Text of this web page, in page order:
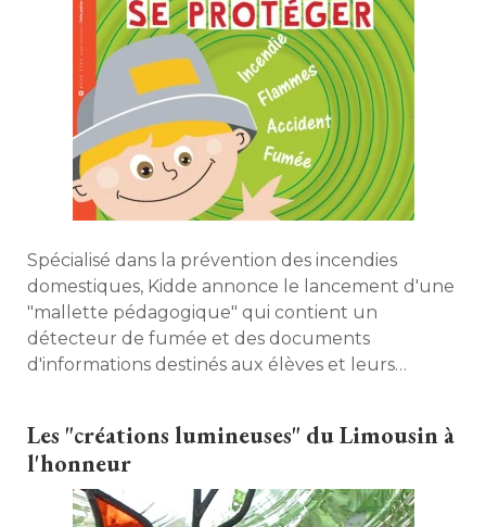
Spécialisé dans la prévention des incendies
domestiques, Kidde annonce le lancement d'une
"mallette pédagogique" qui contient un
détecteur de fumée et des documents
d'informations destinés aux élèves et leurs
Les "créations lumineuses" du Limousin à
l'honneur